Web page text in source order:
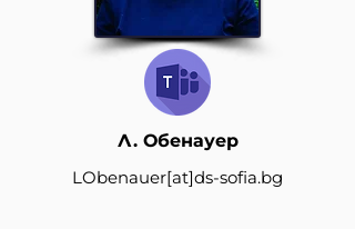
Л. Обенауер
LObenauer[at]ds-sofia.bg